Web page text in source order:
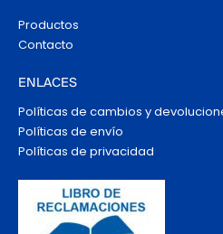
Productos
Contacto
ENLACES
Políticas de cambios y
Políticas de envío
Políticas de privacidad